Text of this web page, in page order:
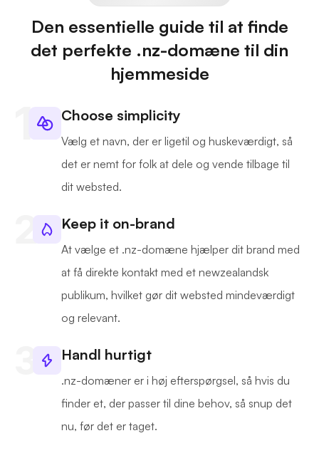
Den essentielle guide til at finde
det perfekte .nz-domæne til din
hjemmeside
Choose simplicity
Vælg et navn, der er ligetil og huskeværdigt, så
det er nemt for folk at dele og vende tilbage til
dit websted.
Keep it on-brand
At vælge et .nz-domæne hjælper dit brand med
at få direkte kontakt med et newzealandsk
publikum, hvilket gør dit websted mindeværdigt
og relevant.
Handl hurtigt
.nz-domæner er i høj efterspørgsel, så hvis du
finder et, der passer til dine behov, så snup det
nu, før det er taget.